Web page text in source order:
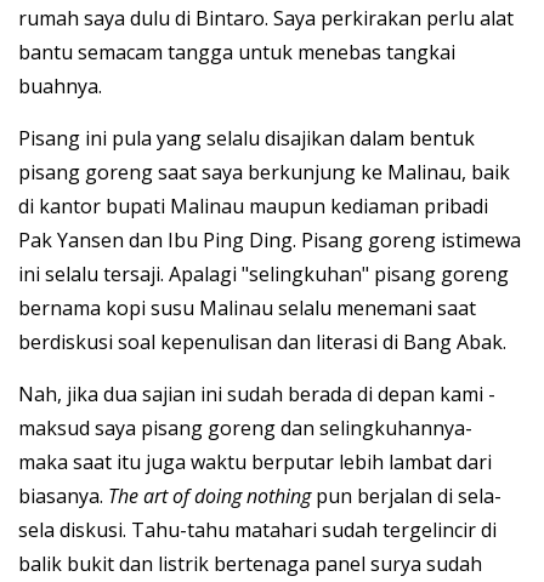
rumah saya dulu di Bintaro. Saya perkirakan perlu alat
bantu semacam tangga untuk menebas tangkai
buahnya.
Pisang ini pula yang selalu disajikan dalam bentuk
pisang goreng saat saya berkunjung ke Malinau, baik
di kantor bupati Malinau maupun kediaman pribadi
Pak Yansen dan Ibu Ping Ding. Pisang goreng istimewa
ini selalu tersaji. Apalagi "selingkuhan" pisang goreng
bernama kopi susu Malinau selalu menemani saat
berdiskusi soal kepenulisan dan literasi di Bang Abak.
Nah, jika dua sajian ini sudah berada di depan kami -
maksud saya pisang goreng dan selingkuhannya-
maka saat itu juga waktu berputar lebih lambat dari
biasanya. The art of doing nothingpun berjalan di sela-
sela diskusi. Tahu-tahu matahari sudah tergelincir di
balik bukit dan listrik bertenaga panel surya sudah